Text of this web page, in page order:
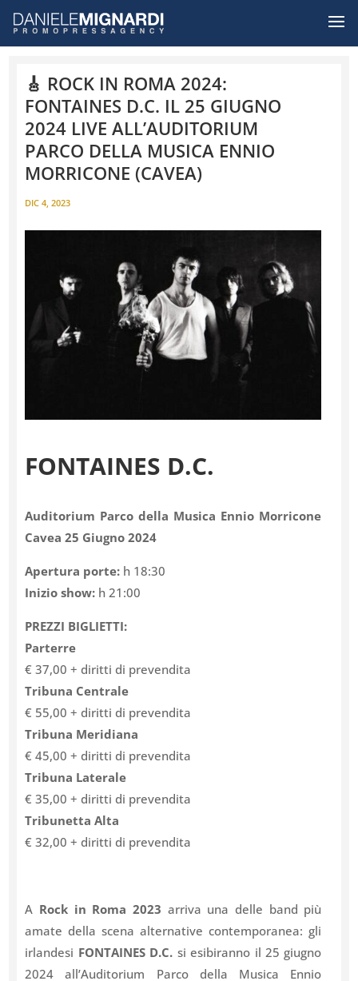
🎸 ROCK IN ROMA 2024:
FONTAINES D.C. IL 25 GIUGNO
2024 LIVE ALL’AUDITORIUM
PARCO DELLA MUSICA ENNIO
MORRICONE (CAVEA)
DIC 4, 2023
FONTAINES D.C.
Auditorium Parco della Musica Ennio Morricone
Cavea 25 Giugno 2024
Apertura porte: h 18:30
Inizio show: h 21:00
PREZZI BIGLIETTI:
Parterre
€ 37,00 + diritti di prevendita
Tribuna Centrale
€ 55,00 + diritti di prevendita
Tribuna Meridiana
€ 45,00 + diritti di prevendita
Tribuna Laterale
€ 35,00 + diritti di prevendita
Tribunetta Alta
€ 32,00 + diritti di prevendita
A Rock in Roma 2023 arriva una delle band più
amate della scena alternative contemporanea: gli
irlandesi FONTAINES D.C. si esibiranno il 25 giugno
2024 all’Auditorium Parco della Musica Ennio